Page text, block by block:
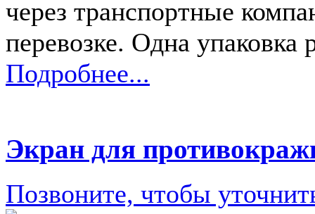
через транспортные
перевозке. Одна упаковка
Подробнее...
Экран для
Позвоните, чтобы